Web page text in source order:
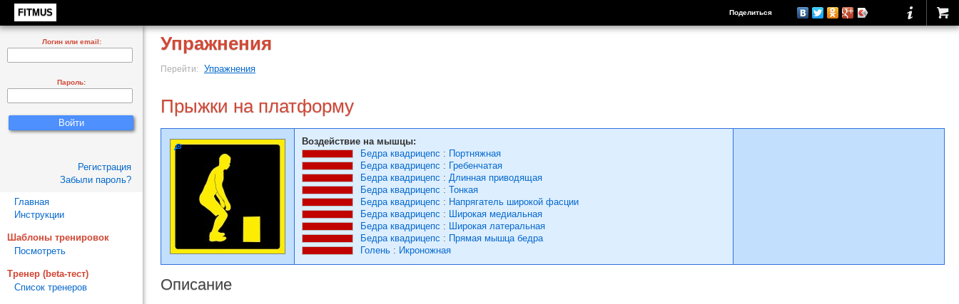
FITMUS Поделиться
Упражнения
Перейти: Упражнения
Прыжки на платформу
Воздействие на мышцы:
Бедра квадрицепс : Портняжная
Бедра квадрицепс : Гребенчатая
Бедра квадрицепс : Длинная приводящая
Бедра квадрицепс : Тонкая
Бедра квадрицепс : Напрягатель широкой фасции
Бедра квадрицепс : Широкая медиальная
Бедра квадрицепс : Широкая латеральная
Бедра квадрицепс : Прямая мышца бедра
Голень : Икроножная
Описание
Логин или email:
Пароль:
Регистрация
Забыли пароль?
Главная
Инструкции
Шаблоны тренировок
Посмотреть
Тренер (beta-тест)
Список тренеров